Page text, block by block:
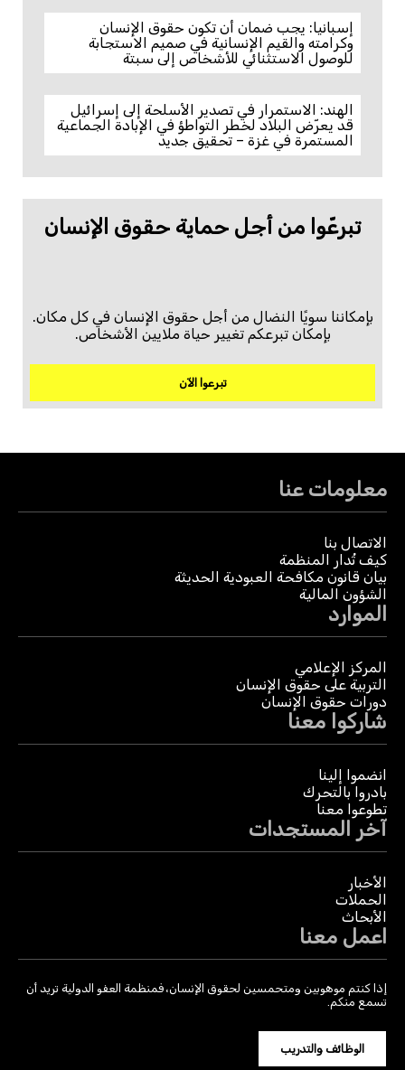
إسبانيا: يجب ضمان أن تكون حقوق الإنسان
وكرامته والقيم الإنسانية في صميم الاستجابة
للوصول الاستثنائي للأشخاص إلى سبتة
الهند: الاستمرار في تصدير الأسلحة إلى إسرائيل
قد يعرّض البلاد لخطر التواطؤ في الإبادة الجماعية
المستمرة في غزة – تحقيق جديد
تبرعّوا من أجل حماية حقوق الإنسان
بإمكاننا سويًا النضال من أجل حقوق الإنسان في كل مكان.
بإمكان تبرعكم تغيير حياة ملايين الأشخاص.
تبرعوا الآن
معلومات عنا
الاتصال بنا
كيف تُدار المنظمة
بيان قانون مكافحة العبودية الحديثة
الشؤون المالية
الموارد
المركز الإعلامي
التربية على حقوق الإنسان
دورات حقوق الإنسان
شاركوا معنا
انضموا إلينا
بادروا بالتحرك
تطوعوا معنا
آخر المستجدات
الأخبار
الحملات
الأبحاث
اعمل معنا
إذا كنتم موهوبين ومتحمسين لحقوق الإنسان، فمنظمة العفو الدولية تريد أن
تسمع منكم.
الوظائف والتدريب